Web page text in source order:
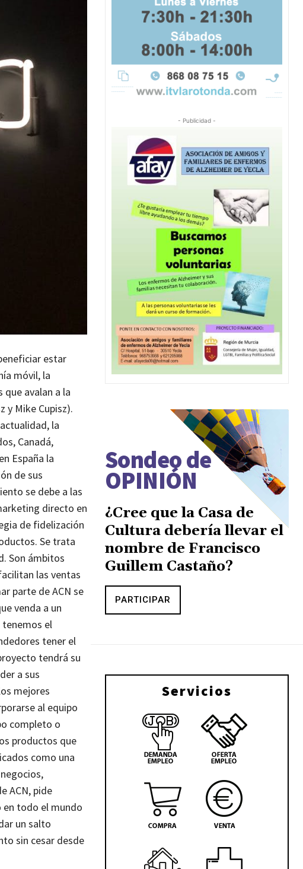
estar
móvil, la
que avalan a la
y Mike Cupisz).
la
Canadá,
España la
de sus
se debe a las
directo en
de fidelización
Se trata
Son ámbitos
las ventas
parte de ACN se
venda a un
tenemos el
tener el
tendrá su
a sus
mejores
al equipo
completo o
productos que
como una
ACN, pide
en todo el mundo
un salto
sin cesar desde
- Publicidad -
Sondeo de
OPINIÓN
¿Cree que la Casa de
Cultura debería llevar el
nombre de Francisco
Guillem Castaño?
PARTICIPAR
Servicios